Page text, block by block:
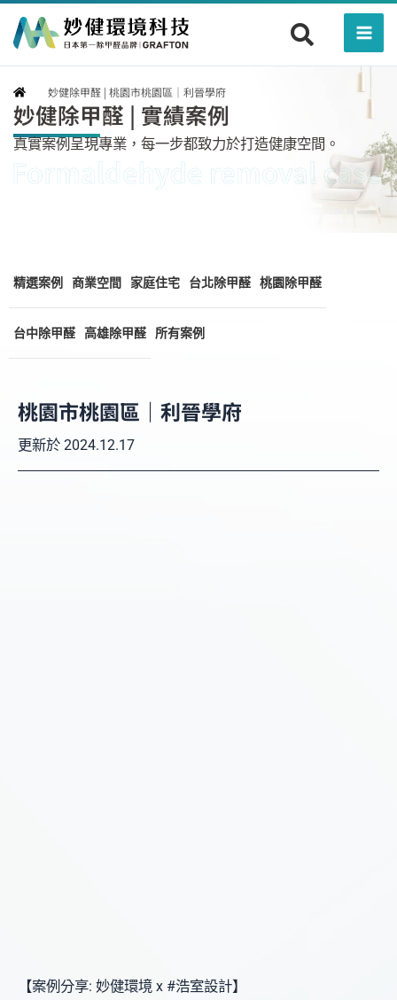
跳
妙健除甲醛 | 桃園市桃園區｜利晉學府
妙健除甲醛 | 實績案例
真實案例呈現專業，每一步都致力於打造健康空間。
精選案例 商業空間 家庭住宅 台北除甲醛 桃園除甲醛
台中除甲醛 高雄除甲醛 所有案例
桃園市桃園區｜利晉學府
更新於 2024.12.17
【案例分享: 妙健環境 x #浩室設計】